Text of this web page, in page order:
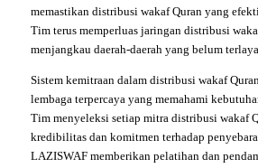
memastikan distribusi wakaf Quran yang
Tim terus memperluas jaringan distribusi
menjangkau daerah-daerah yang belum
Sistem kemitraan dalam distribusi wakaf
lembaga terpercaya yang memahami
Tim menyeleksi setiap mitra distribusi wakaf
kredibilitas dan komitmen terhadap
LAZISWAF memberikan pelatihan dan